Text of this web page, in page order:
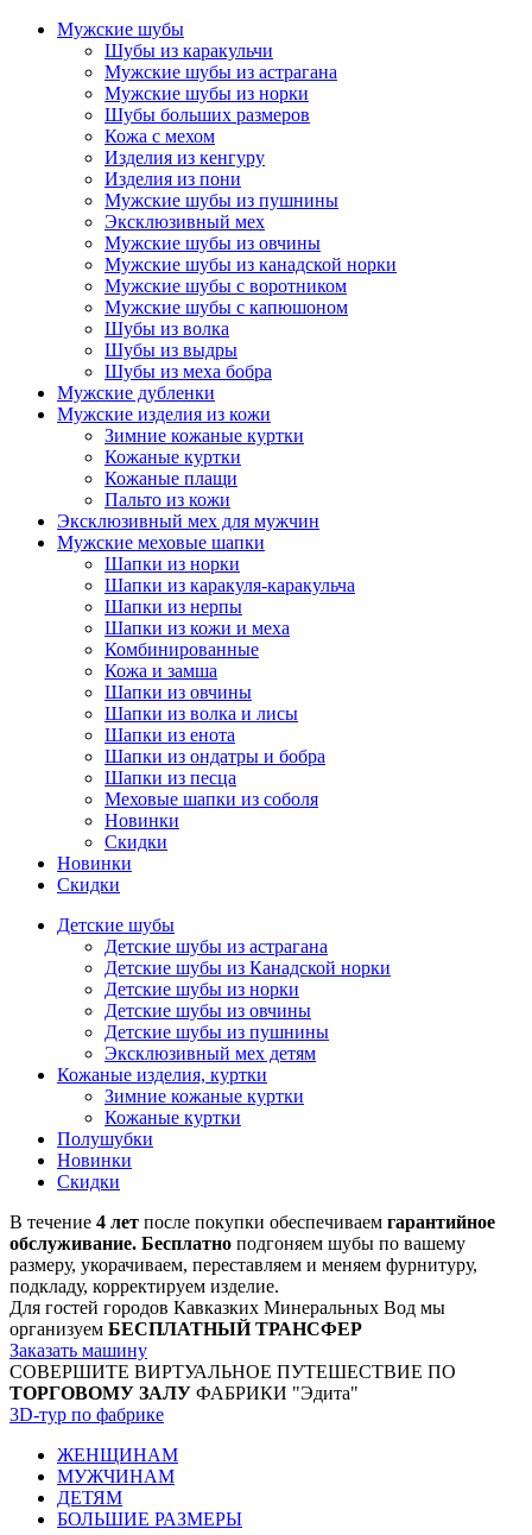
Мужские шубы
Шубы из каракульчи
Мужские шубы из астрагана
Мужские шубы из норки
Шубы больших размеров
Кожа с мехом
Изделия из кенгуру
Изделия из пони
Мужские шубы из пушнины
Эксклюзивный мех
Мужские шубы из овчины
Мужские шубы из канадской норки
Мужские шубы с воротником
Мужские шубы с капюшоном
Шубы из волка
Шубы из выдры
Шубы из меха бобра
Мужские дубленки
Мужские изделия из кожи
Зимние кожаные куртки
Кожаные куртки
Кожаные плащи
Пальто из кожи
Эксклюзивный мех для мужчин
Мужские меховые шапки
Шапки из норки
Шапки из каракуля-каракульча
Шапки из нерпы
Шапки из кожи и меха
Комбинированные
Кожа и замша
Шапки из овчины
Шапки из волка и лисы
Шапки из енота
Шапки из ондатры и бобра
Шапки из песца
Меховые шапки из соболя
Новинки
Скидки
Новинки
Скидки
Детские шубы
Детские шубы из астрагана
Детские шубы из Канадской норки
Детские шубы из норки
Детские шубы из овчины
Детские шубы из пушнины
Эксклюзивный мех детям
Кожаные изделия, куртки
Зимние кожаные куртки
Кожаные куртки
Полушубки
Новинки
Скидки
В течение 4 лет после покупки обеспечиваем гарантийное
обслуживание. Бесплатно подгоняем шубы по вашему
размеру, укорачиваем, переставляем и меняем фурнитуру,
подкладу, корректируем изделие.
Для гостей городов Кавказких Минеральных Вод мы
организуем БЕСПЛАТНЫЙ ТРАНСФЕР
Заказать машину
СОВЕРШИТЕ ВИРТУАЛЬНОЕ ПУТЕШЕСТВИЕ ПО
ТОРГОВОМУ ЗАЛУ ФАБРИКИ "Эдита"
3D-тур по фабрике
ЖЕНЩИНАМ
МУЖЧИНАМ
ДЕТЯМ
БОЛЬШИЕ РАЗМЕРЫ